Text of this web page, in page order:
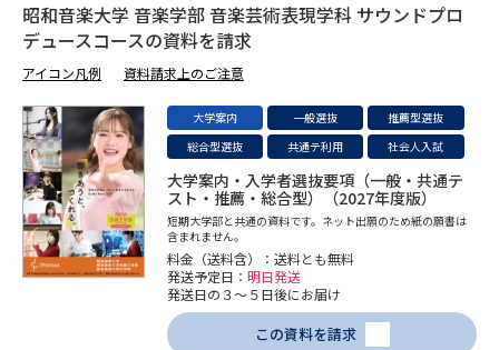
高等学校（情報）教員資格認定
試験
大学研究 大学検索
大学で学べる内容や特徴を調べる
新増設大学・学部・学科特集
国際・グローバルに強い大学特
集
奨学金・特待生制度特集
昭和音楽大学 音楽学部 音楽芸術表現学科 サウンドプロ
デュースコースの資料を請求
アイコン凡例 資料請求上のご注意
大学案内 一般選抜
推薦型選抜
総合型選抜
共通テ利用 社会人入試
大学案内・入学者選抜要項（一般・共通テ
スト・推薦・総合型）（2027年度版）
短期大学部と共通の資料です。ネット出願のため紙の願書は
含まれません。
料金（送料含）：送料とも無料
発送予定日： 明日発送
発送日の３～５日後にお届け
この資料を請求